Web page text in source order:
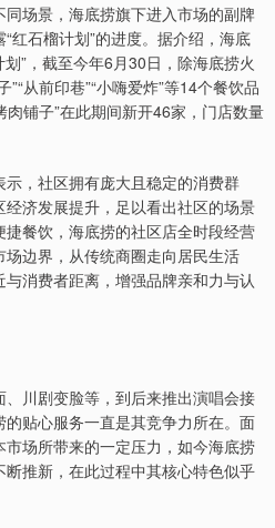
场景，海底捞旗下进入市场的副牌
红石榴计划”的进度。据介绍，海底
”，截至今年6月30日，除海底捞火
从前印巷”“小嗨爱炸”等14个餐饮品
铺子”在此期间新开46家，门店数量
，社区拥有庞大且稳定的消费群
济发展提升，足以看出社区的场景
餐饮，海底捞的社区店全时段经营
边界，从传统商圈走向居民生活
消费者距离，增强品牌亲和力与认
川剧变脸等，到后来推出演唱会接
贴心服务一直是其竞争力所在。面
场所带来的一定压力，如今海底捞
推新，在此过程中其核心特色似乎